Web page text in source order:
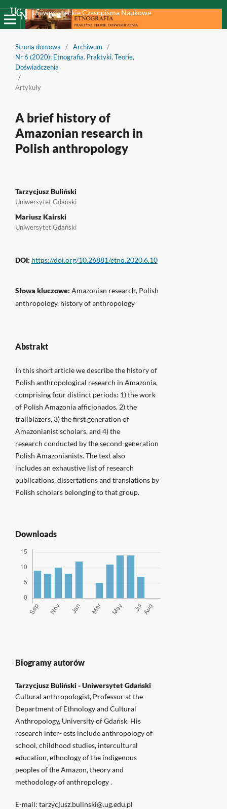
Uniwersyteckie Czasopisma Naukowe
Strona domowa / Archiwum
/
Nr 6 (2020): Etnografia. Praktyki, Teorie,
Doświadczenia
/
Artykuły
A brief history of
Amazonian research in
Polish anthropology
Tarzycjusz Buliński
Uniwersytet Gdański
Mariusz Kairski
Uniwersytet Gdański
DOI: https://doi.org/10.26881/etno.2020.6.10
Słowa kluczowe: Amazonian research, Polish
anthropology, history of anthropology
Abstrakt
In this short article we describe the history of
Polish anthropological research in Amazonia,
comprising four distinct periods: 1) the work
of Polish Amazonia afficionados, 2) the
trailblazers, 3) the first generation of
Amazonianist scholars, and 4) the
research conducted by the second-generation
Polish Amazonianists. The text also
includes an exhaustive list of research
publications, dissertations and translations by
Polish scholars belonging to that group.
Downloads
Biogramy autorów
Tarzycjusz Buliński -Uniwersytet Gdański
Cultural anthropologist, Professor at the
Department of Ethnology and Cultural
Anthropology, University of Gdańsk. His
research inter- ests include anthropology of
school, childhood studies, intercultural
education, ethnology of the indigenous
peoples of the Amazon, theory and
methodology of anthropology .
E-mail: tarzycjusz.bulinski@.ug.edu.pl